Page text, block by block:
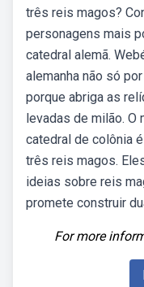
três reis magos?
personagens mais
catedral alemã.
alemanha não só
porque abriga as
levadas de milão. O
catedral de colônia
três reis magos.
ideias sobre reis
promete construir
For more